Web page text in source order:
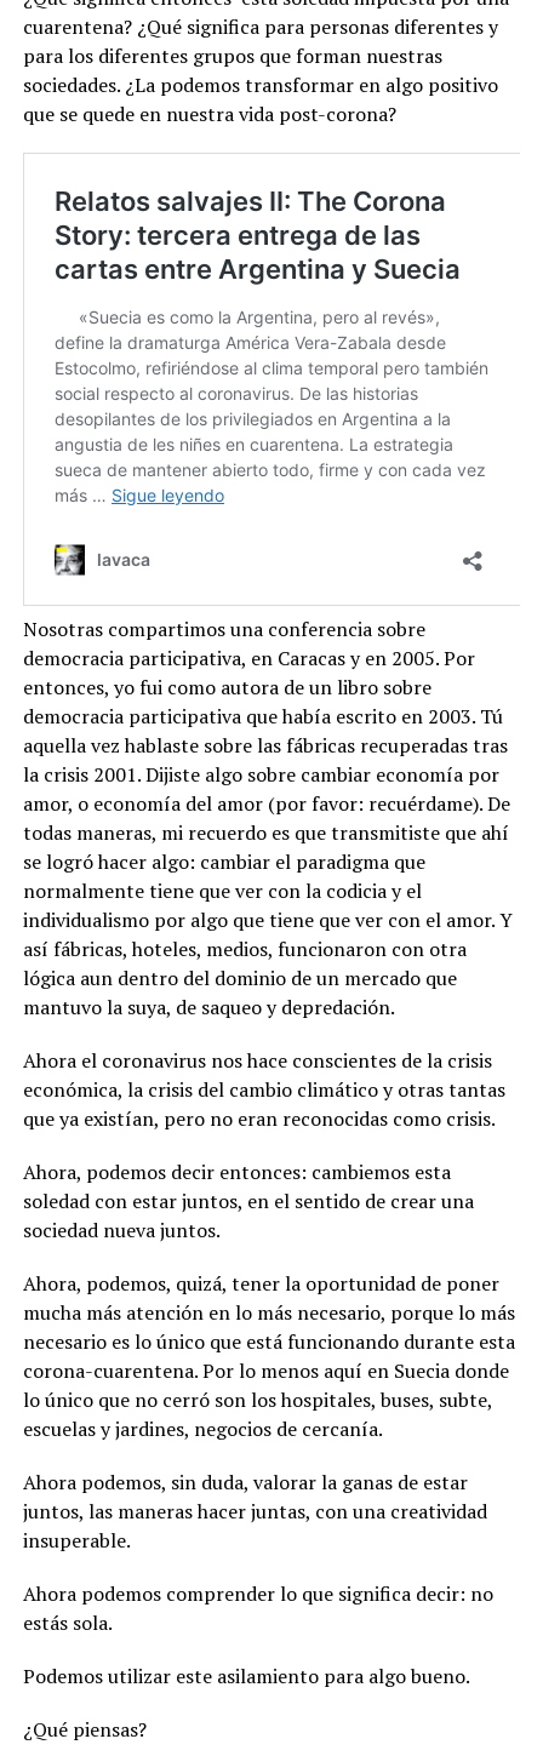
cuarentena? ¿Qué significa para personas diferentes y
para los diferentes grupos que forman nuestras
sociedades. ¿La podemos transformar en algo positivo
que se quede en nuestra vida post-corona?
Nosotras compartimos una conferencia sobre
democracia participativa, en Caracas y en 2005. Por
entonces, yo fui como autora de un libro sobre
democracia participativa que había escrito en 2003. Tú
aquella vez hablaste sobre las fábricas recuperadas tras
la crisis 2001. Dijiste algo sobre cambiar economía por
amor, o economía del amor (por favor: recuérdame). De
todas maneras, mi recuerdo es que transmitiste que ahí
se logró hacer algo: cambiar el paradigma que
normalmente tiene que ver con la codicia y el
individualismo por algo que tiene que ver con el amor. Y
así fábricas, hoteles, medios, funcionaron con otra
lógica aun dentro del dominio de un mercado que
mantuvo la suya, de saqueo y depredación.
Ahora el coronavirus nos hace conscientes de la crisis
económica, la crisis del cambio climático y otras tantas
que ya existían, pero no eran reconocidas como crisis.
Ahora, podemos decir entonces: cambiemos esta
soledad con estar juntos, en el sentido de crear una
sociedad nueva juntos.
Ahora, podemos, quizá, tener la oportunidad de poner
mucha más atención en lo más necesario, porque lo más
necesario es lo único que está funcionando durante esta
corona-cuarentena. Por lo menos aquí en Suecia donde
lo único que no cerró son los hospitales, buses, subte,
escuelas y jardines, negocios de cercanía.
Ahora podemos, sin duda, valorar la ganas de estar
juntos, las maneras hacer juntas, con una creatividad
insuperable.
Ahora podemos comprender lo que significa decir: no
estás sola.
Podemos utilizar este asilamiento para algo bueno.
¿Qué piensas?